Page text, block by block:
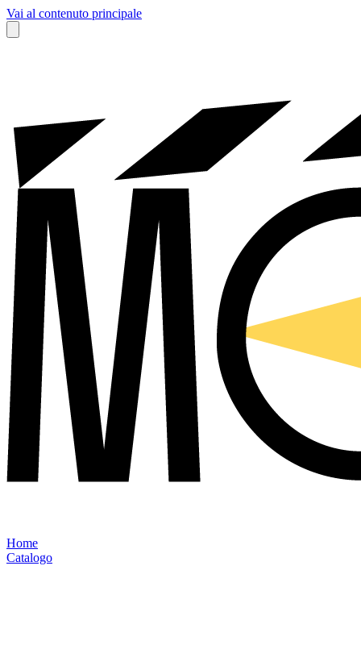
Vai al contenuto principale
Home
Catalogo